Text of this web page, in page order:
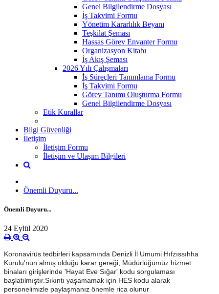
Genel Bilgilendirme Dosyası
İş Takvimi Formu
Yönetim Kararlılık Beyanı
Teşkilat Şeması
Hassas Görev Envanter Formu
Organizasyon Kitabı
İş Akış Şeması
2026 Yılı Çalışmaları
İş Süreçleri Tanımlama Formu
İş Takvimi Formu
Görev Tanımı Oluşturma Formu
Genel Bilgilendirme Dosyası
Etik Kurallar
Bilgi Güvenliği
İletişim
İletişim Formu
İletişim ve Ulaşım Bilgileri
Önemli Duyuru...
Önemli Duyuru...
24 Eylül 2020
Koronavirüs tedbirleri kapsamında Denizli İl Umumi Hıfzıssıhha
Kurulu'nun almış olduğu karar gereği; Müdürlüğümüz hizmet
binaları girişlerinde 'Hayat Eve Sığar' kodu sorgulaması
başlatılmıştır.Sıkıntı yaşamamak için HES kodu alarak
personelimizle paylaşmanız önemle rica olunur